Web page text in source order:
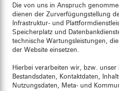
Die von uns in Anspruch
dienen der Zurverfügungstellung
Infrastruktur- und
Speicherplatz und
technische Wartungsleistungen,
der Website einsetzen.
Hierbei verarbeiten wir, bzw. unser
Bestandsdaten, Kontaktdaten,
Nutzungsdaten, Meta- und